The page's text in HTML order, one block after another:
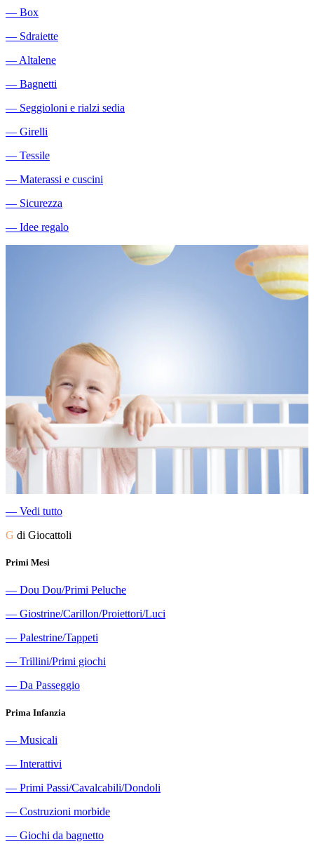
― Box
― Sdraiette
―Altalene
― Bagnetti
― Seggioloni e rialzi sedia
― Girelli
― Tessile
― Materassi e cuscini
― Sicurezza
― Idee regalo
― Vedi tutto
G di Giocattoli
Primi Mesi
― Dou Dou/Primi Peluche
― Giostrine/Carillon/Proiettori/Luci
― Palestrine/Tappeti
― Trillini/Primi giochi
― Da Passeggio
Prima Infanzia
― Musicali
― Interattivi
― Primi Passi/Cavalcabili/Dondoli
― Costruzioni morbide
― Giochi da bagnetto